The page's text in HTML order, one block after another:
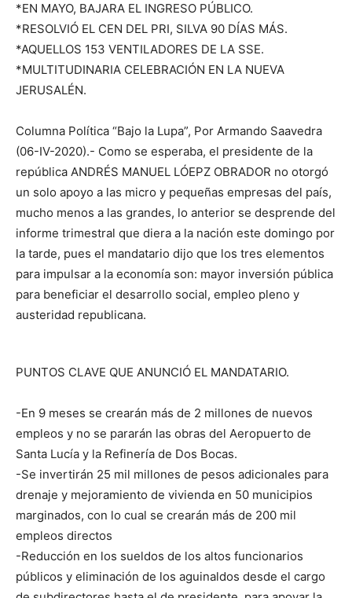
*EN MAYO, BAJARA EL INGRESO PÚBLICO.
*RESOLVIÓ EL CEN DEL PRI, SILVA 90 DÍAS MÁS.
*AQUELLOS 153 VENTILADORES DE LA SSE.
*MULTITUDINARIA CELEBRACIÓN EN LA NUEVA
JERUSALÉN.
Columna Política “Bajo la Lupa”, Por Armando Saavedra
(06-IV-2020).- Como se esperaba, el presidente de la
república ANDRÉS MANUEL LÓEPZ OBRADOR no otorgó
un solo apoyo a las micro y pequeñas empresas del país,
mucho menos a las grandes, lo anterior se desprende del
informe trimestral que diera a la nación este domingo por
la tarde, pues el mandatario dijo que los tres elementos
para impulsar a la economía son: mayor inversión pública
para beneficiar el desarrollo social, empleo pleno y
austeridad republicana.
PUNTOS CLAVE QUE ANUNCIÓ EL MANDATARIO.
-En 9 meses se crearán más de 2 millones de nuevos
empleos y no se pararán las obras del Aeropuerto de
Santa Lucía y la Refinería de Dos Bocas.
-Se invertirán 25 mil millones de pesos adicionales para
drenaje y mejoramiento de vivienda en 50 municipios
marginados, con lo cual se crearán más de 200 mil
empleos directos
-Reducción en los sueldos de los altos funcionarios
públicos y eliminación de los aguinaldos desde el cargo